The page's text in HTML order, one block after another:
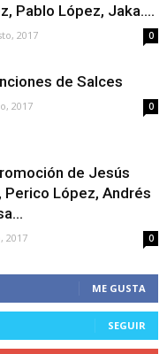
Pablo López, Jaka….
2017 0
de Salces
2017 0
de Jesús
Perico López, Andrés
2017 0
ME GUSTA
SEGUIR